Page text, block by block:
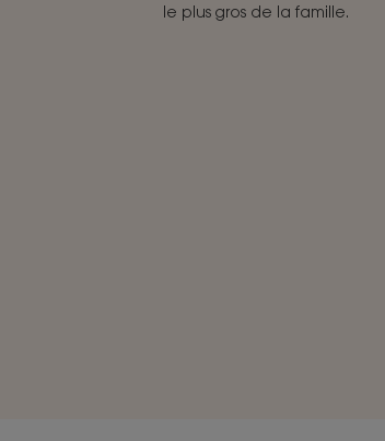
le plus gros de la famille.